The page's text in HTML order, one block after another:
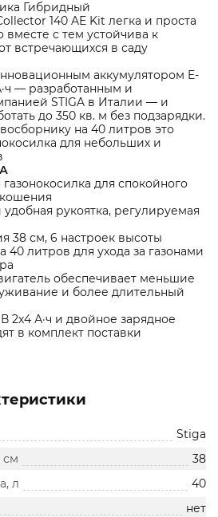
Гибридный
140 AE Kit легка и проста
с тем устойчива к
встречающихся в саду
аккумулятором E-
— разработанным и
STIGA в Италии — и
до 350 кв. м без подзарядки.
на 40 литров это
для небольших и
для спокойного
рукоятка, регулируемая
38 см, 6 настроек высоты
40 литров для ухода за газонами
обеспечивает меньшие
и более длительный
2х4 А·ч и двойное зарядное
в комплект поставки
Stiga
см
38
л
40
нет